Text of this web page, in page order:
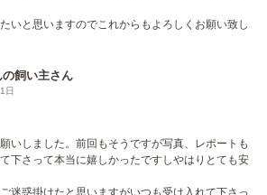
いと思いますのでこれからもよろしくお願い致し
飼い主さん
日
いしました。前回もそうですが写真、レポートも
下さって本当に嬉しかったですしやはりとても安
迷惑掛けたと思いますがいつも受け入れて下さっ